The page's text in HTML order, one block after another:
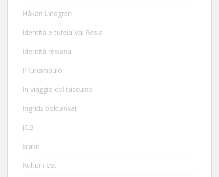
Håkan Lindgren
Identità e tutela Val Resia
Identità resiana
Il funambulo
In viaggio col taccuino
Ingrids boktankar
JCB
krakri
Kultur i öst